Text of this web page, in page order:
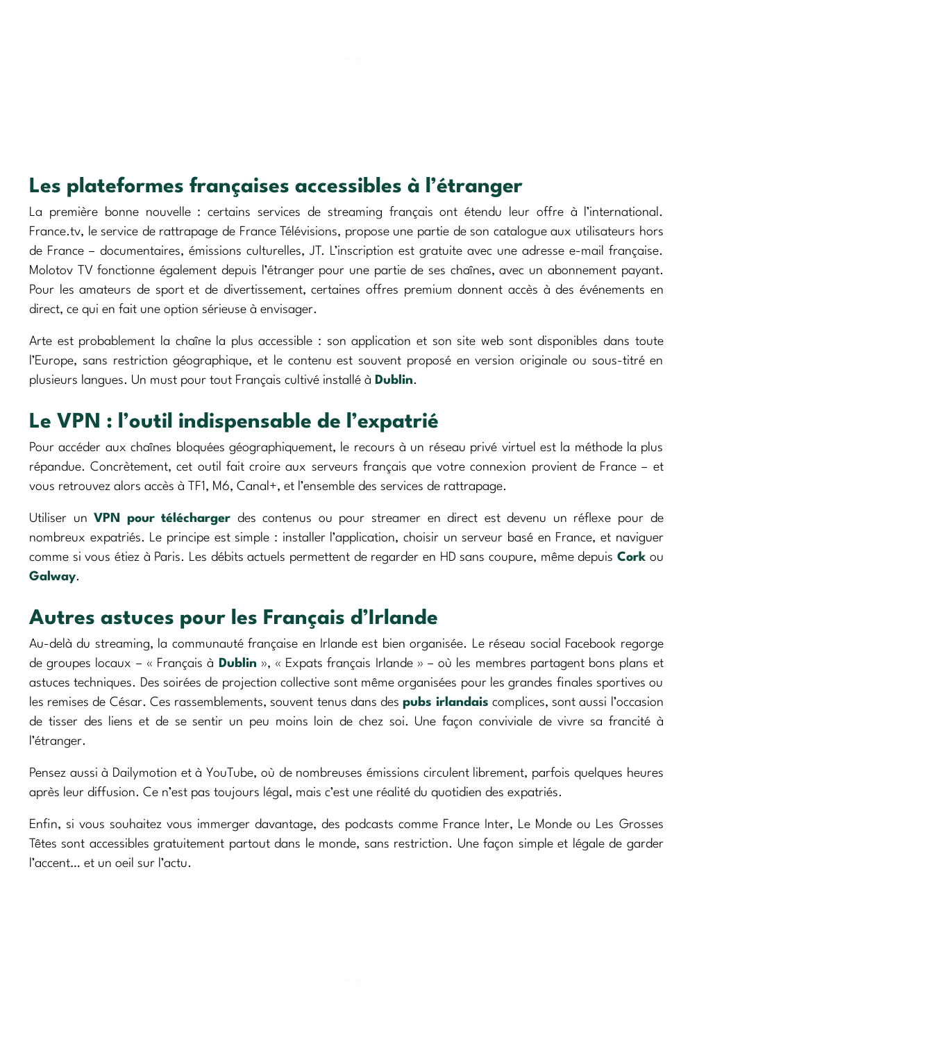
Les plateformes françaises accessibles à l’étranger
La première bonne nouvelle : certains services de streaming français ont étendu leur offre à l’international.
France.tv, le service de rattrapage de France Télévisions, propose une partie de son catalogue aux utilisateurs hors
de France – documentaires, émissions culturelles, JT. L’inscription est gratuite avec une adresse e-mail française.
Molotov TV fonctionne également depuis l’étranger pour une partie de ses chaînes, avec un abonnement payant.
Pour les amateurs de sport et de divertissement, certaines offres premium donnent accès à des événements en
direct, ce qui en fait une option sérieuse à envisager.
Arte est probablement la chaîne la plus accessible : son application et son site web sont disponibles dans toute
l’Europe, sans restriction géographique, et le contenu est souvent proposé en version originale ou sous-titré en
plusieurs langues. Un must pour tout Français cultivé installé à Dublin.
Le VPN : l’outil indispensable de l’expatrié
Pour accéder aux chaînes bloquées géographiquement, le recours à un réseau privé virtuel est la méthode la plus
répandue. Concrètement, cet outil fait croire aux serveurs français que votre connexion provient de France – et
vous retrouvez alors accès à TF1, M6, Canal+, et l’ensemble des services de rattrapage.
Utiliser unVPN pour télécharger des contenus ou pour streamer en direct est devenu un réflexe pour de
nombreux expatriés. Le principe est simple : installer l’application, choisir un serveur basé en France, et naviguer
comme si vous étiez à Paris. Les débits actuels permettent de regarder en HD sans coupure, même depuis Corkou
Galway.
Autres astuces pour les Français d’Irlande
Au-delà du streaming, la communauté française en Irlande est bien organisée. Le réseau social Facebook regorge
de groupes locaux – « Français à
Dublin », « Expats français Irlande » – où les membres partagent bons plans et
astuces techniques. Des soirées de projection collective sont même organisées pour les grandes finales sportives ou
les remises de César. Ces rassemblements, souvent tenus dans despubs irlandais complices, sont aussi l’occasion
de tisser des liens et de se sentir un peu moins loin de chez soi. Une façon conviviale de vivre sa francité à
l’étranger.
Pensez aussi à Dailymotion et à YouTube, où de nombreuses émissions circulent librement, parfois quelques heures
après leur diffusion. Ce n’est pas toujours légal, mais c’est une réalité du quotidien des expatriés.
Enfin, si vous souhaitez vous immerger davantage, des podcasts comme France Inter, Le Monde ou Les Grosses
Têtes sont accessibles gratuitement partout dans le monde, sans restriction. Une façon simple et légale de garder
l’accent… et un oeil sur l’actu.